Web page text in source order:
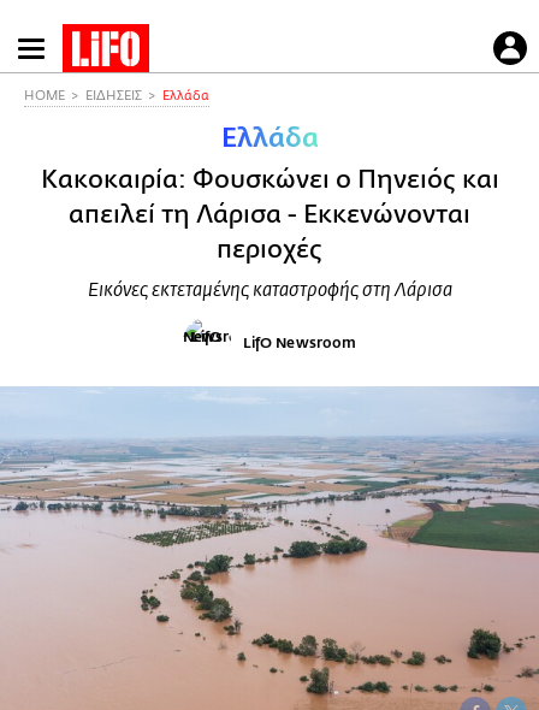
Παράκαμψη
προς
HOME ΕΙΔΗΣΕΙΣ Ελλάδα
Ελλάδα
Κακοκαιρία: Φουσκώνει ο Πηνειός και
απειλεί τη Λάρισα - Εκκενώνονται
περιοχές
Εικόνες εκτεταμένης καταστροφής στη Λάρισα
LifO Newsroom